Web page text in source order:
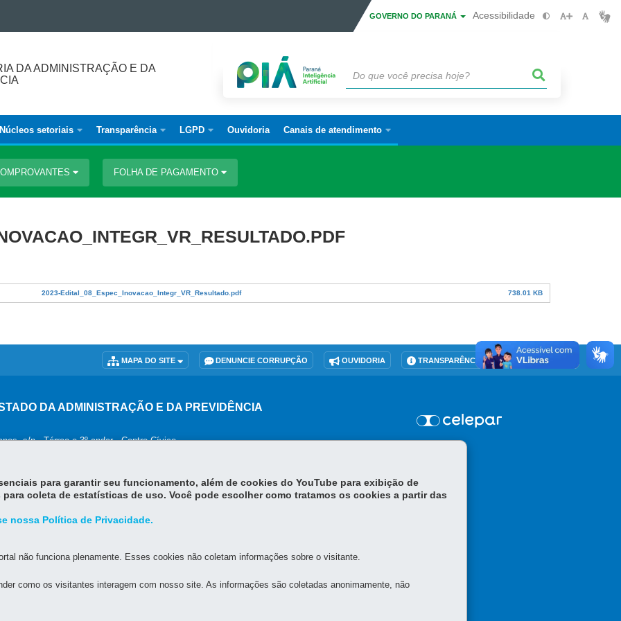
GOVERNO DO PARANÁ Acessibilidade
DA ADMINISTRAÇÃO E DA
Núcleos setoriais Transparência LGPD Ouvidoria Canais de atendimento
FOLHA DE PAGAMENTO
2023-Edital_08_Espec_Inovacao_Integr_VR_Resultado.pdf 738.01 KB
MAPA DO SITE DENUNCIE CORRUPÇÃO OUVIDORIA TRANSPARÊNCIA INSTITUCIONAL
DA ADMINISTRAÇÃO E DA PREVIDÊNCIA
s/n - Térreo e 3º andar - Centro Cívico
de atendimento: 8h30 a 12h e 13h30 a 18h
para garantir seu funcionamento, além de cookies do YouTube para exibição de
coleta de estatísticas de uso. Você pode escolher como tratamos os cookies a partir das
nossa Política de Privacidade.
não funciona plenamente. Esses cookies não coletam informações sobre o visitante.
como os visitantes interagem com nosso site. As informações são coletadas anonimamente, não